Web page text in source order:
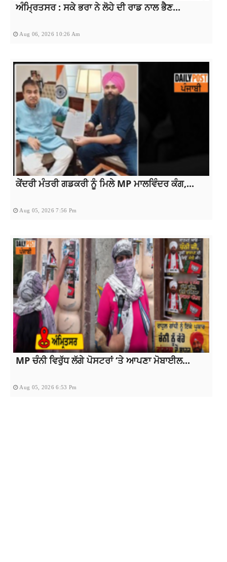
ਅੰਮ੍ਰਿਤਸਰ : ਸਕੇ ਭਰਾ ਨੇ ਲੋਹੇ ਦੀ ਰਾਡ ਨਾਲ ਭੈਣ...
Aug 06, 2026 10:26 Am
ਕੇਂਦਰੀ ਮੰਤਰੀ ਗਡਕਰੀ ਨੂੰ ਮਿਲੇ MP ਮਾਲਵਿੰਦਰ ਕੰਗ,...
Aug 05, 2026 7:56 Pm
MP ਚੰਨੀ ਵਿਰੁੱਧ ਲੱਗੇ ਪੋਸਟਰਾਂ ‘ਤੇ ਆਪਣਾ ਮੋਬਾਈਲ...
Aug 05, 2026 6:53 Pm